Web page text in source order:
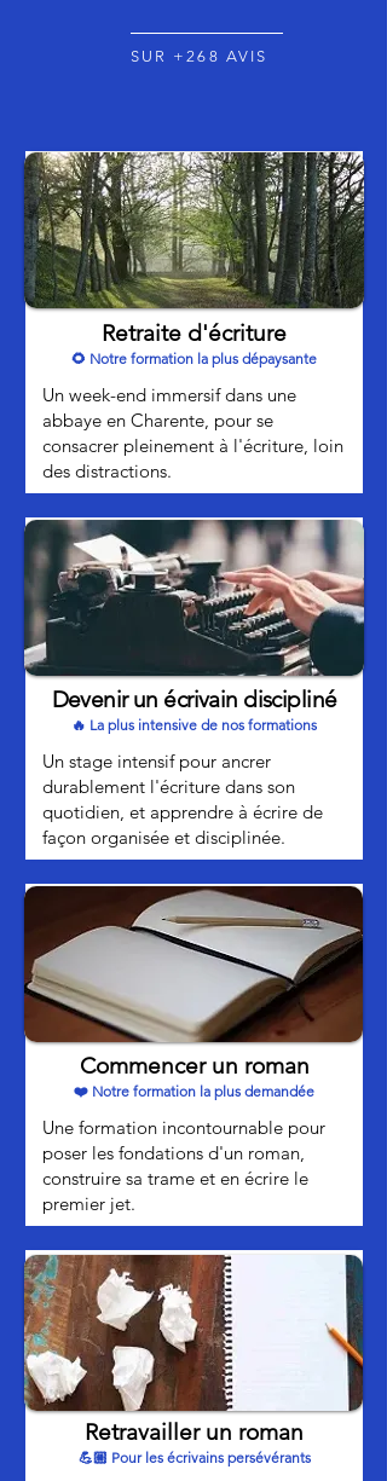
SUR +268 AVIS
Retraite d'écriture
🌻 Notre formation la plus dépaysante
Un week-end immersif dans une
abbaye en Charente, pour se
consacrer pleinement à l'écriture, loin
des distractions.
Devenir un écrivain discipliné
🔥 La plus intensive de nos formations
Un stage intensif pour ancrer
durablement l'écriture dans son
quotidien, et apprendre à écrire de
façon organisée et disciplinée.
Commencer un roman
❤️ Notre formation la plus demandée
Une formation incontournable pour
poser les fondations d'un roman,
construire sa trame et en écrire le
premier jet.
Retravailler un roman
💪🏼 Pour les écrivains persévérants